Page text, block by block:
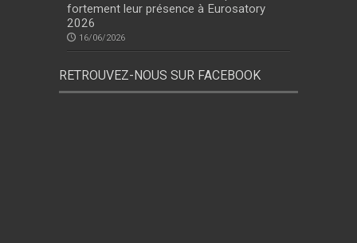
fortement leur présence à Eurosatory
2026
16/06/2026
RETROUVEZ-NOUS SUR FACEBOOK